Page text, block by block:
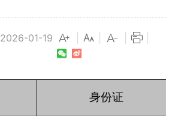
2026-01-19
身份证